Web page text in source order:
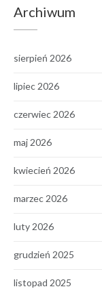
Archiwum
sierpień 2026
lipiec 2026
czerwiec 2026
maj 2026
kwiecień 2026
marzec 2026
luty 2026
grudzień 2025
listopad 2025